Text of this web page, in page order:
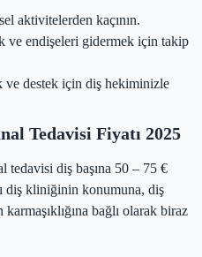
aktivitelerden kaçının.
ve endişeleri gidermek için takip
ve destek için diş hekiminizle
Tedavisi Fiyatı 2025
tedavisi diş başına 50 – 75 €
diş kliniğinin konumuna, diş
bağlı olarak biraz